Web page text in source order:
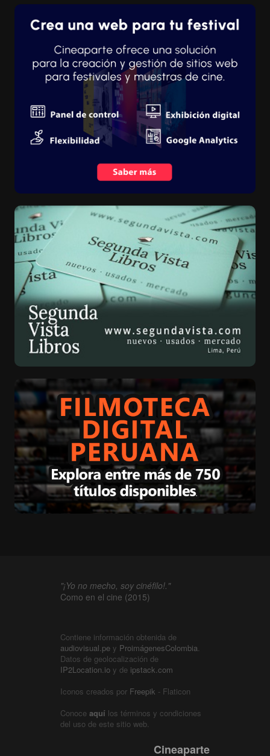
"¡Yo no mecho, soy cinéfilo!."
Como en el cine (2015)
Contiene información obtenida de
audiovisual.pe y ProimágenesColombia.
Datos de geolocalización de
IP2Location.io y de ipstack.com
Iconos creados por Freepik - Flaticon
Conoce aquí los términos y condiciones
del uso de este sitio web.
Cineaparte